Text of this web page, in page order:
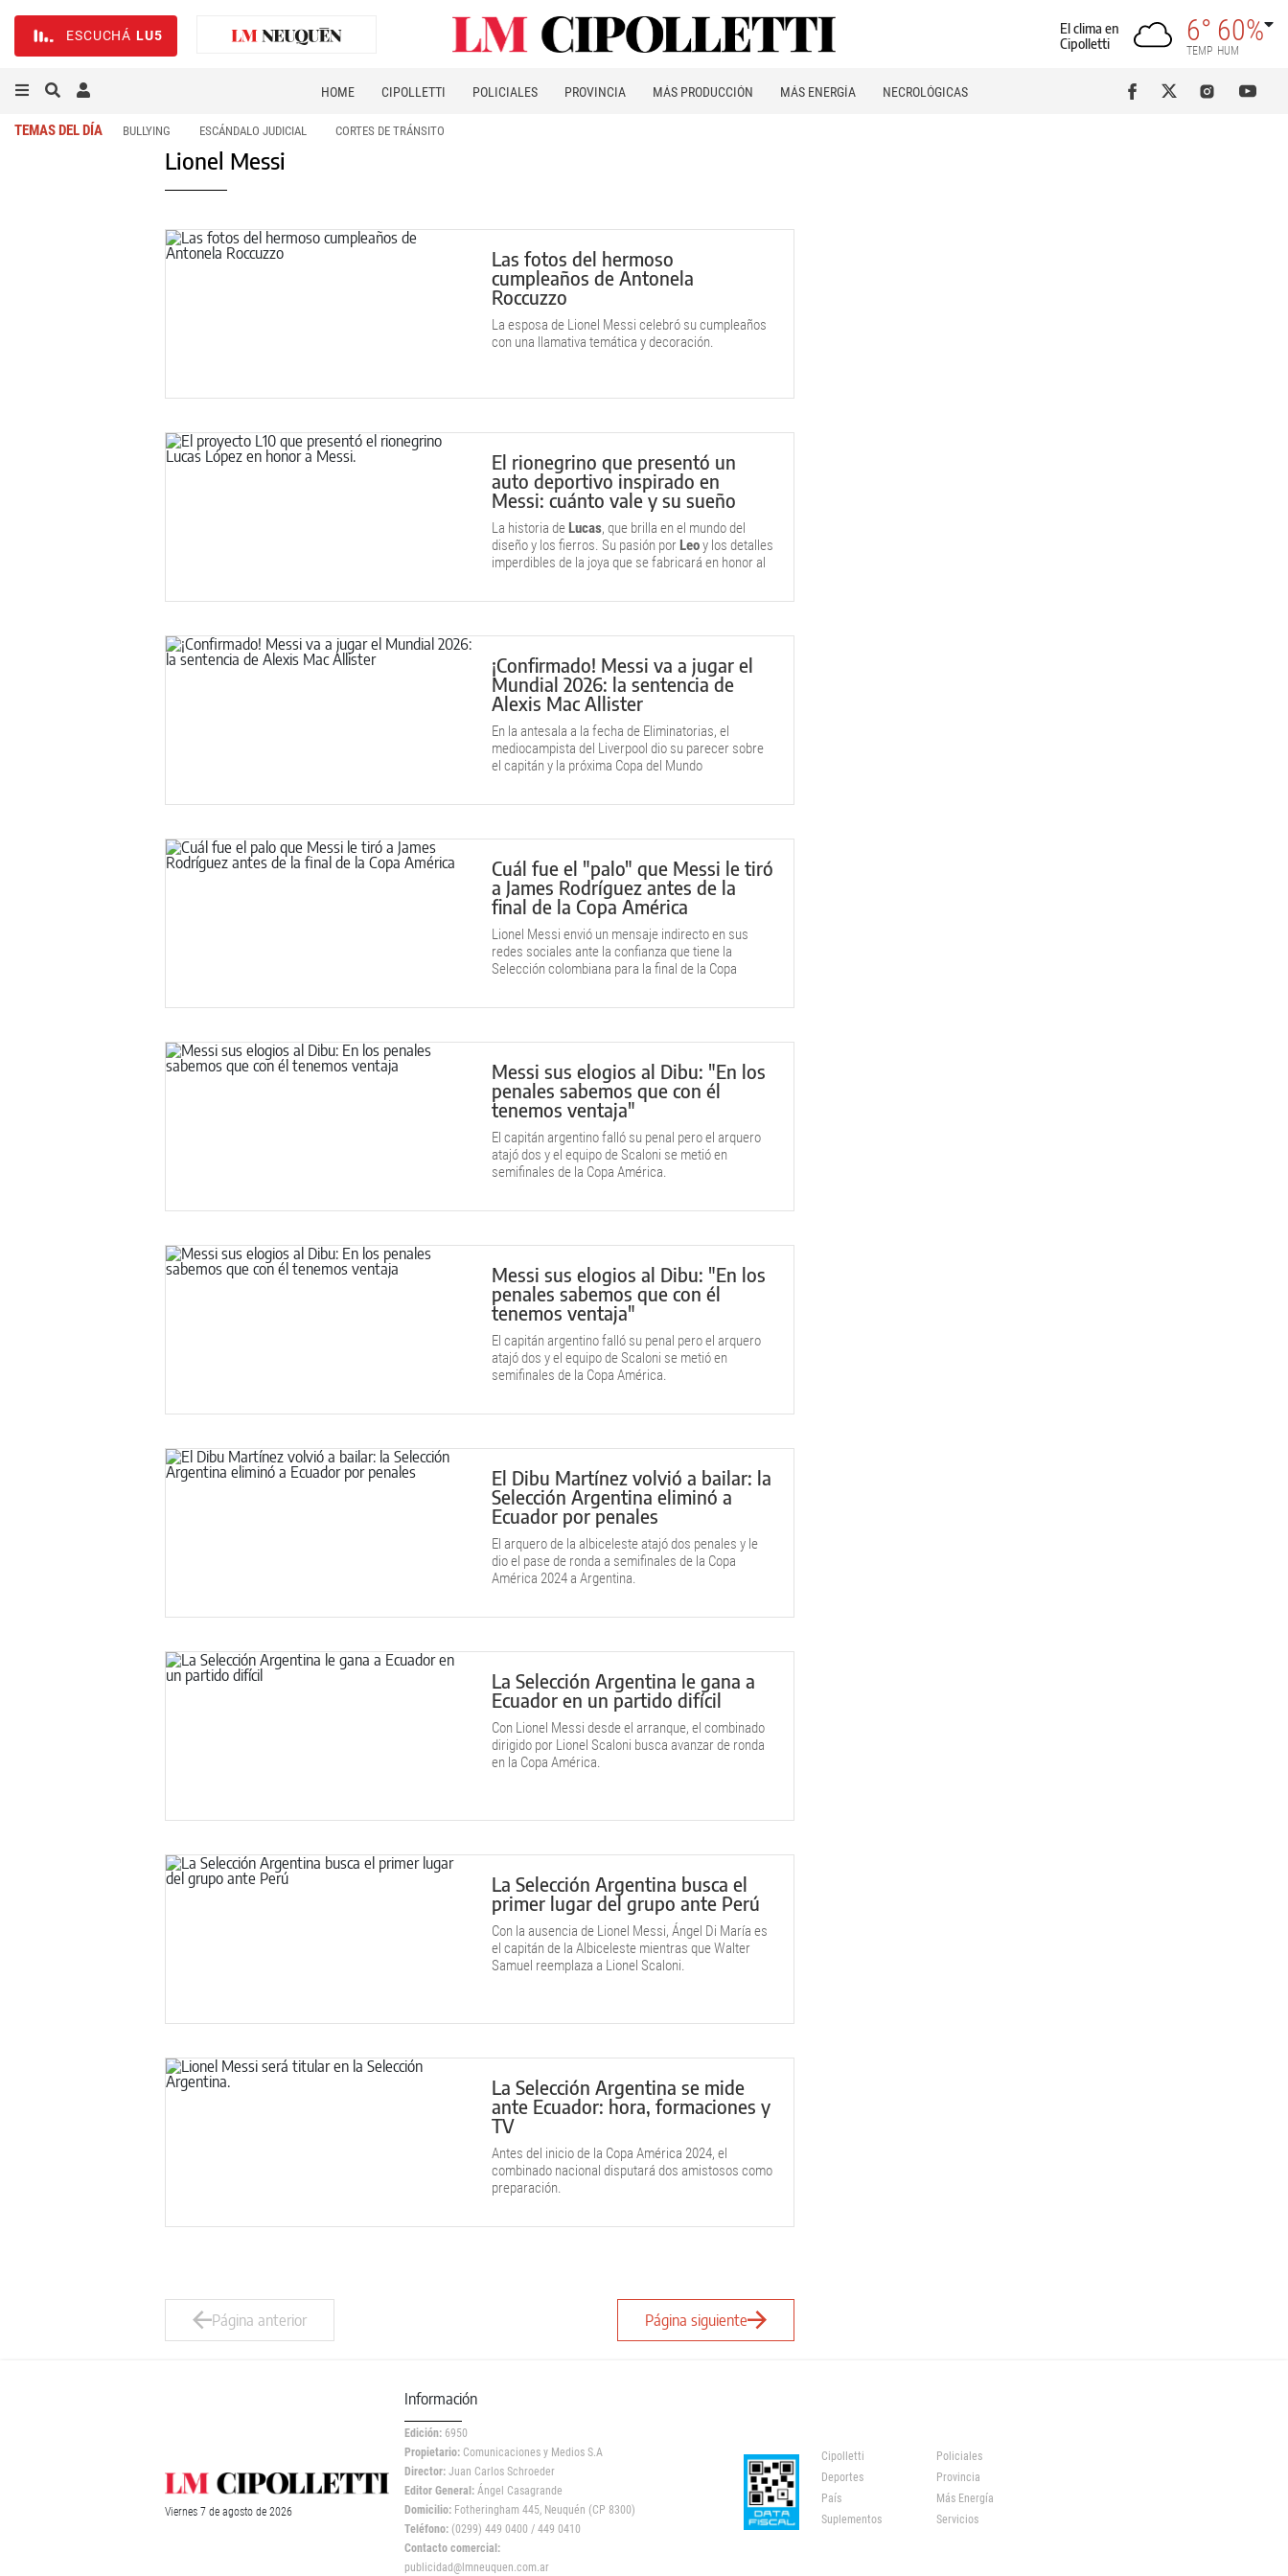
ESCUCHÁ LU5
El clima en
Cipolletti
6°
TEMP
60%
HUM
HOME CIPOLLETTI POLICIALES PROVINCIA MÁS PRODUCCIÓN MÁS ENERGÍA NECROLÓGICAS
TEMAS DEL DÍA BULLYING ESCÁNDALO JUDICIAL CORTES DE TRÁNSITO
Lionel Messi
Las fotos del hermoso
cumpleaños de Antonela
Roccuzzo
La esposa de Lionel Messi celebró su cumpleaños
con una llamativa temática y decoración.
El rionegrino que presentó un
auto deportivo inspirado en
Messi: cuánto vale y su sueño
La historia de Lucas, que brilla en el mundo del
diseño y los fierros. Su pasión por Leoy los detalles
imperdibles de la joya que se fabricará en honor al
¡Confirmado! Messi va a jugar el
Mundial 2026: la sentencia de
Alexis Mac Allister
En la antesala a la fecha de Eliminatorias, el
mediocampista del Liverpool dio su parecer sobre
el capitán y la próxima Copa del Mundo
Cuál fue el "palo" que Messi le tiró
a James Rodríguez antes de la
final de la Copa América
Lionel Messi envió un mensaje indirecto en sus
redes sociales ante la confianza que tiene la
Selección colombiana para la final de la Copa
Messi sus elogios al Dibu: "En los
penales sabemos que con él
tenemos ventaja"
El capitán argentino falló su penal pero el arquero
atajó dos y el equipo de Scaloni se metió en
semifinales de la Copa América.
Messi sus elogios al Dibu: "En los
penales sabemos que con él
tenemos ventaja"
El capitán argentino falló su penal pero el arquero
atajó dos y el equipo de Scaloni se metió en
semifinales de la Copa América.
El Dibu Martínez volvió a bailar: la
Selección Argentina eliminó a
Ecuador por penales
El arquero de la albiceleste atajó dos penales y le
dio el pase de ronda a semifinales de la Copa
América 2024 a Argentina.
La Selección Argentina le gana a
Ecuador en un partido difícil
Con Lionel Messi desde el arranque, el combinado
dirigido por Lionel Scaloni busca avanzar de ronda
en la Copa América.
La Selección Argentina busca el
primer lugar del grupo ante Perú
Con la ausencia de Lionel Messi, Ángel Di María es
el capitán de la Albiceleste mientras que Walter
Samuel reemplaza a Lionel Scaloni.
La Selección Argentina se mide
ante Ecuador: hora, formaciones y
TV
Antes del inicio de la Copa América 2024, el
combinado nacional disputará dos amistosos como
preparación.
Página anterior Página siguiente
Viernes 7 de agosto de 2026
Información
Edición: 6950
Propietario: Comunicaciones y Medios S.A
Director: Juan Carlos Schroeder
Editor General: Ángel Casagrande
Domicilio: Fotheringham 445, Neuquén (CP 8300)
Teléfono: (0299) 449 0400 / 449 0410
Contacto comercial:
publicidad@lmneuquen.com.ar
Cipolletti
Policiales
Deportes
Provincia
País
Más Energía
Suplementos
Servicios